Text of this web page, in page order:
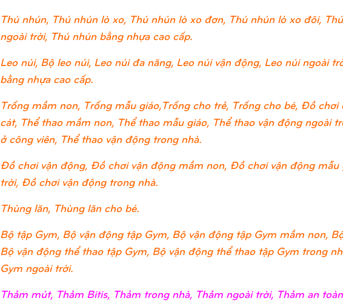
Thú nhún, Thú nhún lò xo, Thú nhún lò xo đơn, Thú nhún lò xo đôi,
ngoài trời, Thú nhún bằng nhựa cao cấp.
Leo núi, Bộ leo núi, Leo núi đa năng, Leo núi vận động, Leo núi ngoài
bằng nhựa cao cấp.
Trống mầm non, Trống mẫu giáo,Trống cho trẻ, Trống cho bé, Đồ
cát, Thể thao mầm non, Thể thao mẫu giáo, Thể thao vận động ngoài
ở công viên, Thể thao vận động trong nhà.
Đồ chơi vận động, Đồ chơi vận động mầm non, Đồ chơi vận động
trời, Đồ chơi vận động trong nhà.
Thùng lăn, Thùng lăn cho bé.
Bộ tập Gym, Bộ vận động tập Gym, Bộ vận động tập Gym mầm non,
Bộ vận động thể thao tập Gym, Bộ vận động thể thao tập Gym trong
Gym ngoài trời.
Thảm mút, Thảm Bitis, Thảm trong nhà, Thảm ngoài trời, Thảm an